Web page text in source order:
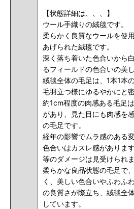
【状態詳細は、、、】
ウール手織りの絨毯です。
柔らかく良質なウールを使
あげられた絨毯です。
深く落ち着いた色合いから
るフィールドの色合いの美
絨毯全体の毛足は、1本1本
毛羽立つ様にゆるやかにと
約1cm程度の肉感ある毛足
があり、見た目にも肉感を
の毛足です。
経年の影響でムラ感のある
色合いはカスレ感がありま
等のダメージは見受けられま
柔らかな良品状態の毛足で
く、美しい色合いやふわふ
の良質さが際立ち、絨毯全
しています。